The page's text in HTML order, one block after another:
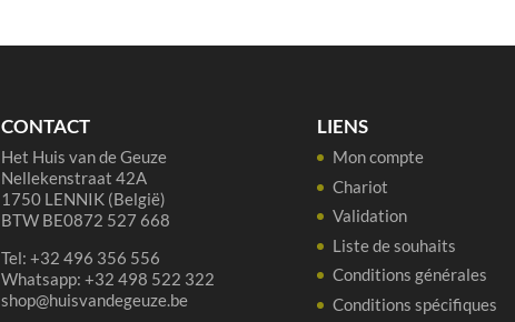
CONTACT
Het Huis van de Geuze
Nellekenstraat 42A
1750 LENNIK (België)
BTW BE0872 527 668
Tel: +32 496 356 556
Whatsapp: +32 498 522 322
shop@huisvandegeuze.be
LIENS
Mon compte
Chariot
Validation
Liste de souhaits
Conditions générales
Conditions spécifiques